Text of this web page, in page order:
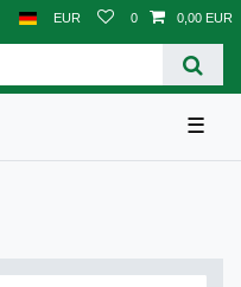
EUR 0 0,00 EUR
☰